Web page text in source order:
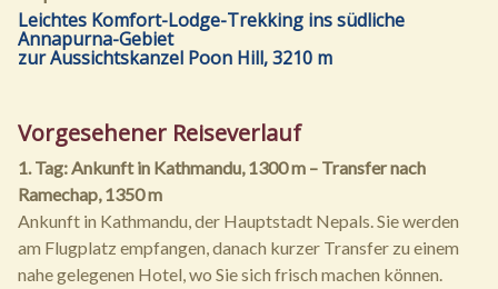
Leichtes Komfort-Lodge-Trekking ins südliche
Annapurna-Gebiet
zur Aussichtskanzel Poon Hill, 3210 m
Vorgesehener Reiseverlauf
1. Tag: Ankunft in Kathmandu, 1300 m – Transfer nach
Ramechap, 1350 m
Ankunft in Kathmandu, der Hauptstadt Nepals. Sie werden
am Flugplatz empfangen, danach kurzer Transfer zu einem
nahe gelegenen Hotel, wo Sie sich frisch machen können.